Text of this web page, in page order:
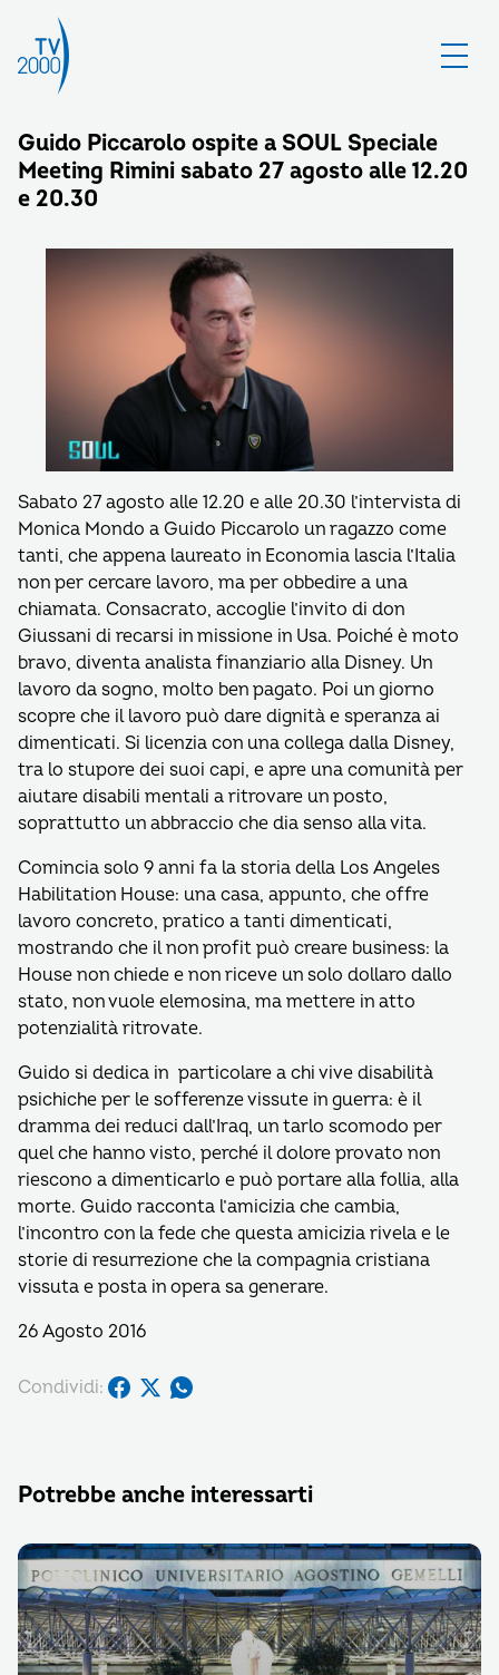
Guido Piccarolo ospite a SOUL Speciale
Meeting Rimini sabato 27 agosto alle 12.20
e 20.30
Sabato 27 agosto alle 12.20 e alle 20.30 l’intervista di
Monica Mondo a Guido Piccarolo un ragazzo come
tanti, che appena laureato in Economia lascia l’Italia
non per cercare lavoro, ma per obbedire a una
chiamata. Consacrato, accoglie l’invito di don
Giussani di recarsi in missione in Usa. Poiché è moto
bravo, diventa analista finanziario alla Disney. Un
lavoro da sogno, molto ben pagato. Poi un giorno
scopre che il lavoro può dare dignità e speranza ai
dimenticati. Si licenzia con una collega dalla Disney,
tra lo stupore dei suoi capi, e apre una comunità per
aiutare disabili mentali a ritrovare un posto,
soprattutto un abbraccio che dia senso alla vita.
Comincia solo 9 anni fa la storia della Los Angeles
Habilitation House: una casa, appunto, che offre
lavoro concreto, pratico a tanti dimenticati,
mostrando che il non profit può creare business: la
House non chiede e non riceve un solo dollaro dallo
stato, non vuole elemosina, ma mettere in atto
potenzialità ritrovate.
Guido si dedica in particolare a chi vive disabilità
psichiche per le sofferenze vissute in guerra: è il
dramma dei reduci dall’Iraq, un tarlo scomodo per
quel che hanno visto, perché il dolore provato non
riescono a dimenticarlo e può portare alla follia, alla
morte. Guido racconta l’amicizia che cambia,
l’incontro con la fede che questa amicizia rivela e le
storie di resurrezione che la compagnia cristiana
vissuta e posta in opera sa generare.
26 Agosto 2016
Condividi:
Potrebbe anche interessarti